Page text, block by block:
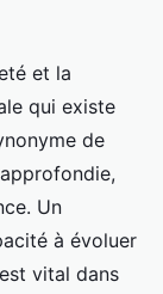
et la
qui existe
de
Un
à évoluer
vital dans